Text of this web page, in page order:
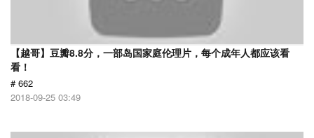
【越哥】豆瓣8.8分，一部岛国家庭伦理片，每个成年人都应该看
看！
# 662
2018-09-25 03:49